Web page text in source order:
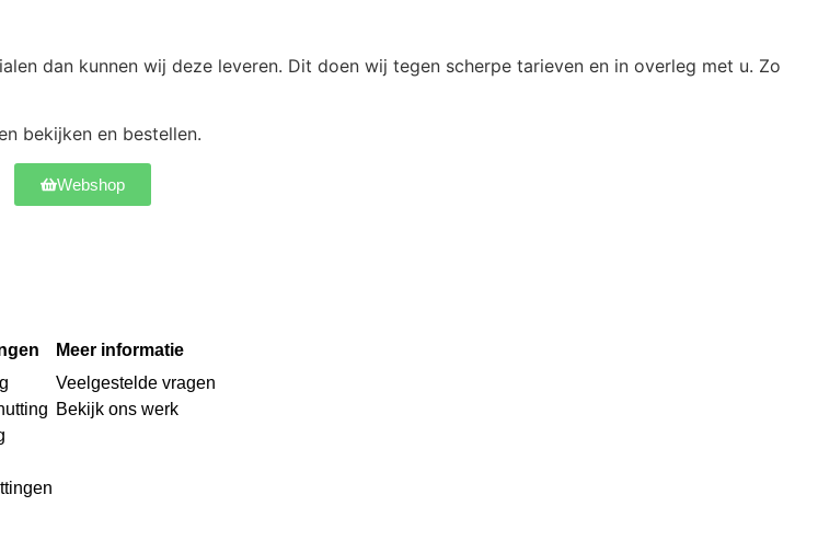
dan kunnen wij deze leveren. Dit doen wij tegen scherpe tarieven en in overleg met u. Zo
bekijken en bestellen.
Webshop
Meer informatie
Veelgestelde vragen
Bekijk ons werk